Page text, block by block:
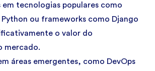
tecnologias populares como
ou frameworks como Django
o valor do
mercado.
áreas emergentes, como DevOps